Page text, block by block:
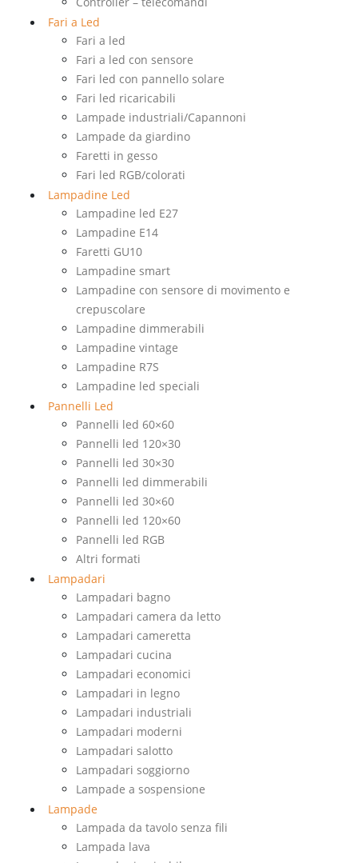
Fari a Led
Fari a led
Fari a led con sensore
Fari led con pannello solare
Fari led ricaricabili
Lampade industriali/Capannoni
Lampade da giardino
Faretti in gesso
Fari led RGB/colorati
Lampadine Led
Lampadine led E27
Lampadine E14
Faretti GU10
Lampadine smart
Lampadine con sensore di movimento e
crepuscolare
Lampadine dimmerabili
Lampadine vintage
Lampadine R7S
Lampadine led speciali
Pannelli Led
Pannelli led 60×60
Pannelli led 120×30
Pannelli led 30×30
Pannelli led dimmerabili
Pannelli led 30×60
Pannelli led 120×60
Pannelli led RGB
Altri formati
Lampadari
Lampadari bagno
Lampadari camera da letto
Lampadari cameretta
Lampadari cucina
Lampadari economici
Lampadari in legno
Lampadari industriali
Lampadari moderni
Lampadari salotto
Lampadari soggiorno
Lampade a sospensione
Lampade
Lampada da tavolo senza fili
Lampada lava